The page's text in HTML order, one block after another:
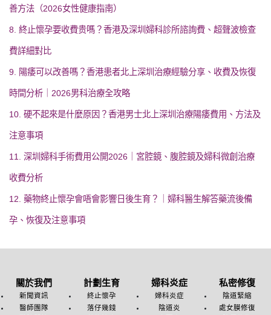
善方法（2026女性健康指南）
8. 終止懷孕要收費贵嗎？香港及深圳婦科診所諮詢費、超聲波檢查
費詳細對比
9. 陽痿可以改善嗎？香港患者北上深圳治療經驗分享、收費及恢復
時間分析｜2026男科治療全攻略
10. 硬不起來是什麼原因？香港男士北上深圳治療陽痿費用、方法及
注意事項
11. 深圳婦科手術費用公開2026｜宮腔鏡、腹腔鏡及婦科微創治療
收費分析
12. 藥物終止懷孕會唔會影響日後生育？｜婦科醫生解答藥流後備
孕、恢復及注意事項
關於我們
新聞資訊
醫師團隊
計劃生育
終止懷孕
落仔幾錢
婦科炎症
婦科炎症
陰道炎
私密修復
陰道緊縮
處女膜修復